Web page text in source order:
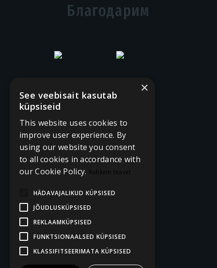
Благодарим
×
See veebisait kasutab
küpsiseid
This website uses cookies to
improve user experience. By
using our website you consent
to all cookies in accordance with
our Cookie Policy. Rohkem teavet
HÄDAVAJALIKUD KÜPSISED
JÕUDLUSKÜPSISED
REKLAAMKÜPSISED
FUNKTSIONAALSED KÜPSISED
KLASSIFITSEERIMATA KÜPSISED